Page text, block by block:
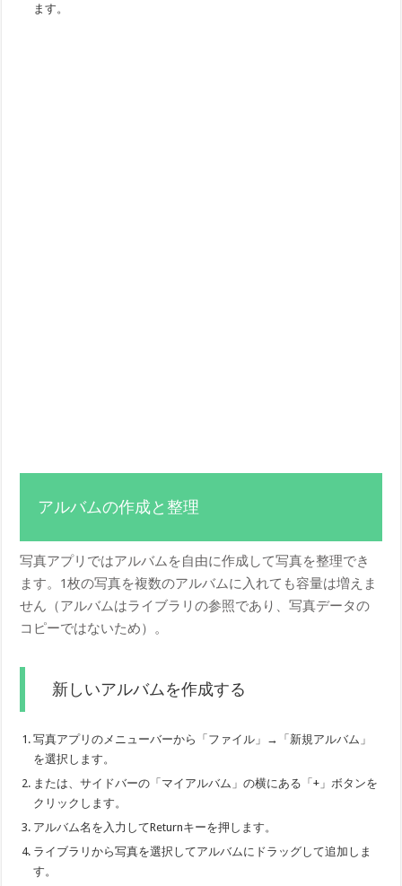
ます。
アルバムの作成と整理
写真アプリではアルバムを自由に作成して写真を整理でき
ます。1枚の写真を複数のアルバムに入れても容量は増えま
せん（アルバムはライブラリの参照であり、写真データの
コピーではないため）。
新しいアルバムを作成する
写真アプリのメニューバーから「ファイル」→「新規アルバム」
を選択します。
または、サイドバーの「マイアルバム」の横にある「+」ボタンを
クリックします。
アルバム名を入力してReturnキーを押します。
ライブラリから写真を選択してアルバムにドラッグして追加しま
す。